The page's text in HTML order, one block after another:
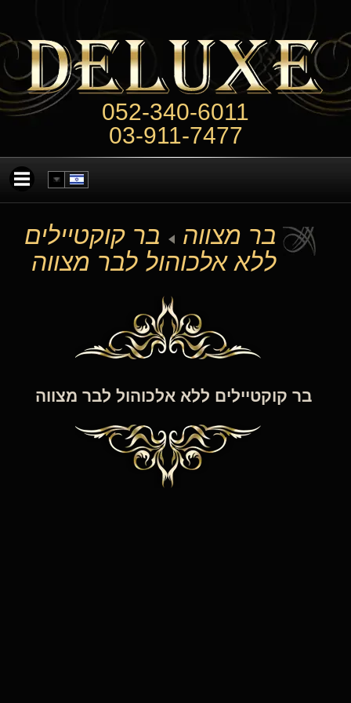
052-340-6011
03-911-7477
בר מצווה
בר קוקטיילים
ללא אלכוהול לבר מצווה
בר קוקטיילים ללא אלכוהול לבר מצווה